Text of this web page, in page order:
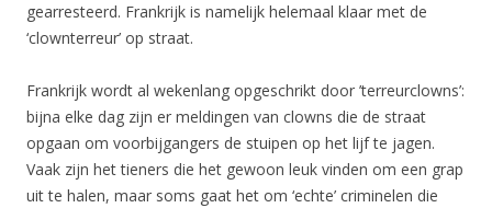
gearresteerd. Frankrijk is namelijk helemaal klaar met de
‘clownterreur’ op straat.
Frankrijk wordt al wekenlang opgeschrikt door ’terreurclowns’:
bijna elke dag zijn er meldingen van clowns die de straat
opgaan om voorbijgangers de stuipen op het lijf te jagen.
Vaak zijn het tieners die het gewoon leuk vinden om een grap
uit te halen, maar soms gaat het om ‘echte’ criminelen die